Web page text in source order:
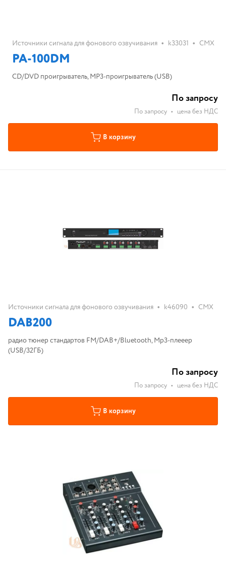
Источники сигнала для фонового озвучивания • k33031 • CMX
PA-100DM
CD/DVD проигрыватель, МР3-проигрыватель (USB)
По запросу
По запросу • цена без НДС
В корзину
Источники сигнала для фонового озвучивания • k46090 • CMX
DAB200
радио тюнер стандартов FM/DAB+/Bluetooth, Мр3-плееер
(USB/32ГБ)
По запросу
По запросу • цена без НДС
В корзину